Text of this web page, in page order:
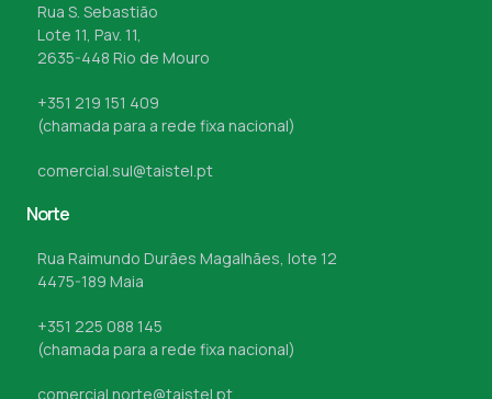
Rua S. Sebastião
Lote 11, Pav. 11,
2635-448 Rio de Mouro
+351 219 151 409
(chamada para a rede fixa nacional)
comercial.sul@taistel.pt
Norte
Rua Raimundo Durães Magalhães, lote 12
4475-189 Maia
+351 225 088 145
(chamada para a rede fixa nacional)
comercial.norte@taistel.pt